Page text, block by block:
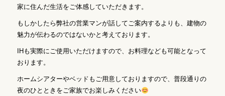
家に住んだ生活をご体感していただきます。
もしかしたら弊社の営業マンが話してご案内するよりも、建物の
魅力が伝わるのではないかと考えております。
IHも実際にご使用いただけますので、お料理なども可能となって
おります。
ホームシアターやベッドもご用意しておりますので、普段通りの
夜のひとときをご家族でお楽しみください